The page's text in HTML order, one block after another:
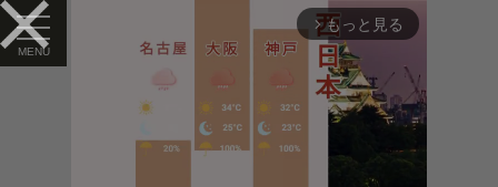
arrow_forward_ios もっと見る